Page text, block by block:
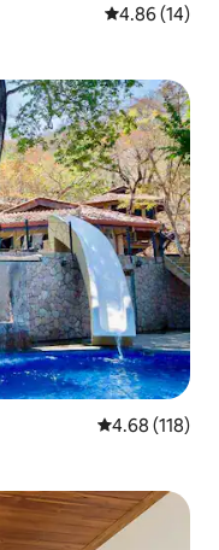
レビュー14
4.86 (14)
レビュー118
4.68 (118)